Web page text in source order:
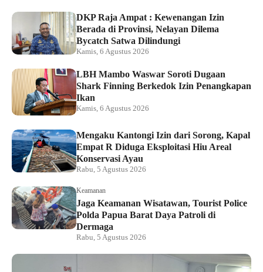
DKP Raja Ampat : Kewenangan Izin
Berada di Provinsi, Nelayan Dilema
Bycatch Satwa Dilindungi
Kamis, 6 Agustus 2026
LBH Mambo Waswar Soroti Dugaan
Shark Finning Berkedok Izin Penangkapan
Ikan
Kamis, 6 Agustus 2026
Mengaku Kantongi Izin dari Sorong, Kapal
Empat R Diduga Eksploitasi Hiu Areal
Konservasi Ayau
Rabu, 5 Agustus 2026
Keamanan
Jaga Keamanan Wisatawan, Tourist Police
Polda Papua Barat Daya Patroli di
Dermaga
Rabu, 5 Agustus 2026